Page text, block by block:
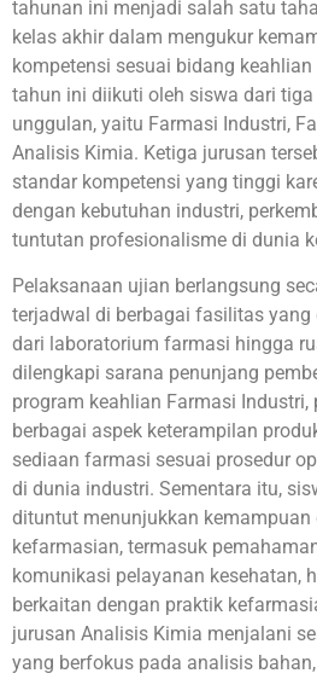
tahunan ini menjadi salah satu
kelas akhir dalam mengukur
kompetensi sesuai bidang
tahun ini diikuti oleh siswa dari
unggulan, yaitu Farmasi Industri,
Analisis Kimia. Ketiga jurusan
standar kompetensi yang tinggi
dengan kebutuhan industri,
tuntutan profesionalisme di dunia
Pelaksanaan ujian berlangsung
terjadwal di berbagai fasilitas
dari laboratorium farmasi hingga
dilengkapi sarana penunjang
program keahlian Farmasi Industri,
berbagai aspek keterampilan
sediaan farmasi sesuai prosedur
di dunia industri. Sementara itu,
dituntut menunjukkan kemampuan
kefarmasian, termasuk
komunikasi pelayanan kesehatan,
berkaitan dengan praktik
jurusan Analisis Kimia menjalani
yang berfokus pada analisis